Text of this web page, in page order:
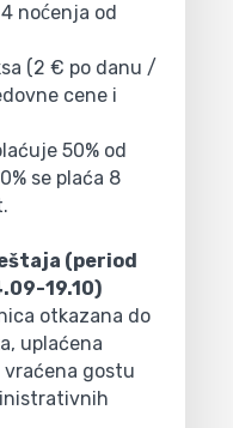
noćenja od
(2 € po danu /
cene i
50% od
se plaća 8
(period
19.10)
otkazana do
uplaćena
gostu